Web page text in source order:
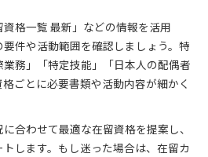
資格一覧 最新」などの情報を活用
件や活動範囲を確認しましょう。特
務」「特定技能」「日本人の配偶者
ごとに必要書類や活動内容が細かく
合わせて最適な在留資格を提案し、
します。もし迷った場合は、在留カ